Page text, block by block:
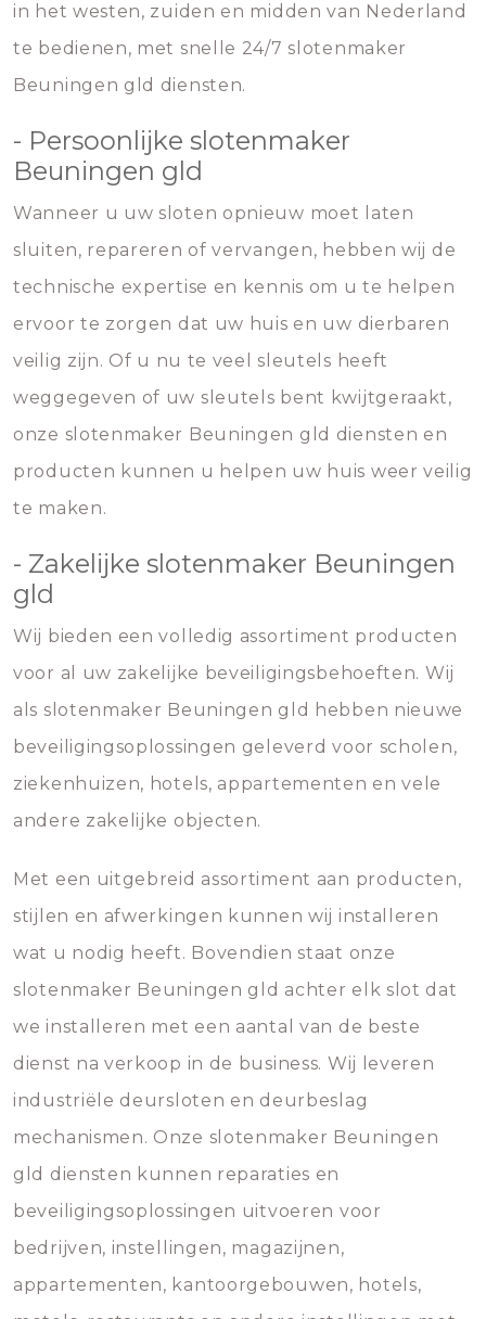
in het westen, zuiden en midden van Nederland
te bedienen, met snelle 24/7 slotenmaker
Beuningen gld diensten.
- Persoonlijke slotenmaker
Beuningen gld
Wanneer u uw sloten opnieuw moet laten
sluiten, repareren of vervangen, hebben wij de
technische expertise en kennis om u te helpen
ervoor te zorgen dat uw huis en uw dierbaren
veilig zijn. Of u nu te veel sleutels heeft
weggegeven of uw sleutels bent kwijtgeraakt,
onze slotenmaker Beuningen gld diensten en
producten kunnen u helpen uw huis weer veilig
te maken.
- Zakelijke slotenmaker Beuningen
gld
Wij bieden een volledig assortiment producten
voor al uw zakelijke beveiligingsbehoeften. Wij
als slotenmaker Beuningen gld hebben nieuwe
beveiligingsoplossingen geleverd voor scholen,
ziekenhuizen, hotels, appartementen en vele
andere zakelijke objecten.
Met een uitgebreid assortiment aan producten,
stijlen en afwerkingen kunnen wij installeren
wat u nodig heeft. Bovendien staat onze
slotenmaker Beuningen gld achter elk slot dat
we installeren met een aantal van de beste
dienst na verkoop in de business. Wij leveren
industriële deursloten en deurbeslag
mechanismen. Onze slotenmaker Beuningen
gld diensten kunnen reparaties en
beveiligingsoplossingen uitvoeren voor
bedrijven, instellingen, magazijnen,
appartementen, kantoorgebouwen, hotels,